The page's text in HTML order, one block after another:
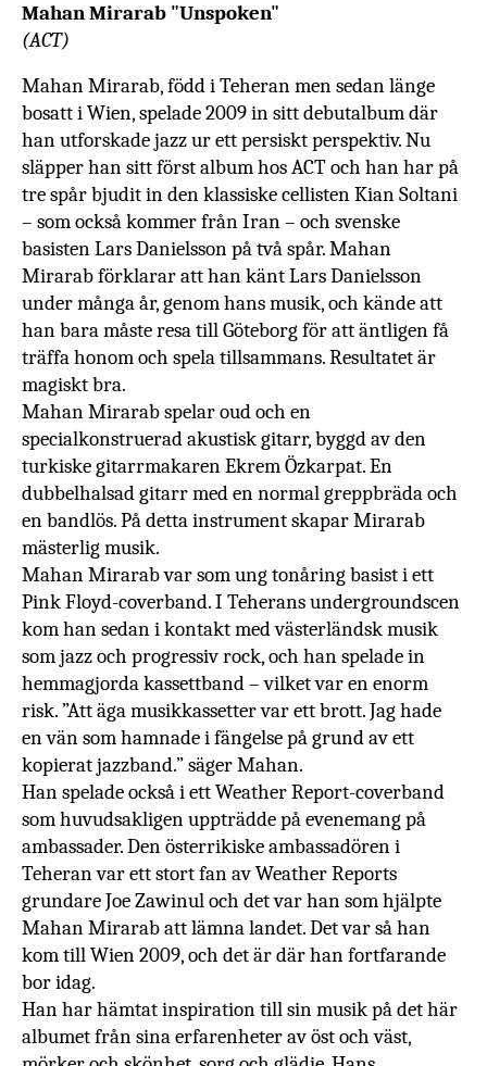
Mahan Mirarab "Unspoken"
(ACT)
Mahan Mirarab, född i Teheran men sedan länge
bosatt i Wien, spelade 2009 in sitt debutalbum där
han utforskade jazz ur ett persiskt perspektiv. Nu
släpper han sitt först album hos ACT och han har på
tre spår bjudit in den klassiske cellisten Kian Soltani
– som också kommer från Iran – och svenske
basisten Lars Danielsson på två spår. Mahan
Mirarab förklarar att han känt Lars Danielsson
under många år, genom hans musik, och kände att
han bara måste resa till Göteborg för att äntligen få
träffa honom och spela tillsammans. Resultatet är
magiskt bra.
Mahan Mirarab spelar oud och en
specialkonstruerad akustisk gitarr, byggd avden
turkiske gitarrmakaren Ekrem Özkarpat. En
dubbelhalsad gitarr med en normal greppbräda och
en bandlös. På detta instrument skaparMirarab
mästerlig musik.
Mahan Mirarab var som ung tonåring basist i ett
Pink Floyd-coverband. I Teherans undergroundscen
kom han sedan i kontakt med västerländsk musik
som jazz och progressiv rock, och han spelade in
hemmagjorda kassettband – vilket var en enorm
risk. ”Att äga musikkassetter var ett brott. Jag hade
en vän som hamnade i fängelse på grund av ett
kopierat jazzband.” säger Mahan.
Han spelade också i ett Weather Report-coverband
som huvudsakligen uppträdde på evenemang på
ambassader. Den österrikiske ambassadören i
Teheran var ett stort fan av Weather Reports
grundare Joe Zawinul och det var han som hjälpte
Mahan Mirarab att lämna landet. Det var så han
kom till Wien 2009, och det är där han fortfarande
bor idag.
Han har hämtat inspiration till sin musik på det här
albumetfrån sina erfarenheter av öst och väst,